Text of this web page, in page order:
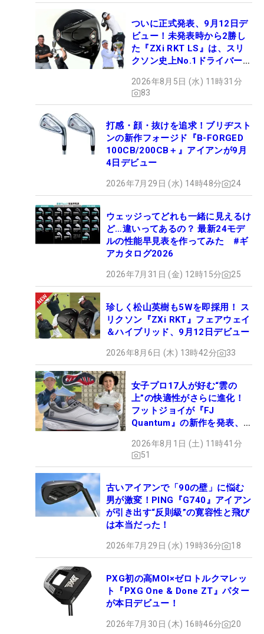
ついに正式発表、9月12日デ
ビュー！未発表時から2勝し
た『ZXi RKT LS』は、スリ
クソン史上No.1ドライバー!?
2026年8月5日 (水) 11時31分
83
打感・顔・抜けを追求！ブリヂスト
ンの新作フォージド『B-FORGED
100CB/200CB＋』アイアンが9月
4日デビュー
2026年7月29日 (水) 14時48分 24
ウェッジってどれも一緒に見えるけ
ど…違いってあるの？ 最新24モデ
ルの性能早見表を作ってみた #ギ
アカタログ2026
2026年7月31日 (金) 12時15分 25
珍しく松山英樹も5Wを即採用！ ス
リクソン『ZXi RKT』フェアウェイ
＆ハイブリッド、9月12日デビュー
2026年8月6日 (木) 13時42分 33
女子プロ17人が好む“雲の
上”の快適性がさらに進化！
フットジョイが『FJ
Quantum』の新作を発表、8
2026年8月1日 (土) 11時41分
51
古いアイアンで「90の壁」に悩む
男が激変！PING『G740』アイアン
が引き出す“反則級”の寛容性と飛び
は本当だった！
2026年7月29日 (水) 19時36分 18
PXG初の高MOI×ゼロトルクマレッ
ト『PXG One & Done ZT』パター
が本日デビュー！
2026年7月30日 (木) 16時46分 20